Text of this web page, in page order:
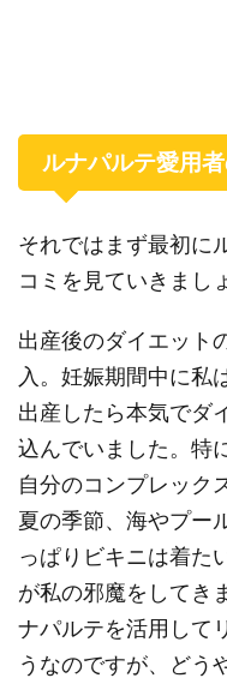
ルナパルテ愛用
それではまず最初に
コミを見ていきまし
出産後のダイエット
入。妊娠期間中に私
出産したら本気でダ
込んでいました。特
自分のコンプレック
夏の季節、海やプー
っぱりビキニは着た
が私の邪魔をしてき
ナパルテを活用して
うなのですが、どう